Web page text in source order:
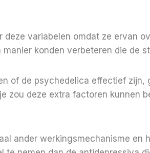
deze variabelen omdat ze ervan
konden verbeteren die de
of de psychedelica effectief zijn,
zou deze extra factoren kunnen
ander werkingsmechanisme en